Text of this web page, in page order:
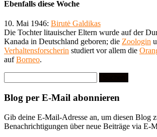
Ebenfalls diese Woche
10. Mai 1946: Birutė Galdikas
Die Tochter litauischer Eltern wurde auf der
Kanada in Deutschland geboren; die Zoologin
Verhaltensforscherin studiert vor allem die
aufBorneo.
nach:
Blog per E-Mail abonnieren
Gib deine E-Mail-Adresse an, um diesen Blog
Benachrichtigungen über neue Beiträge via E-